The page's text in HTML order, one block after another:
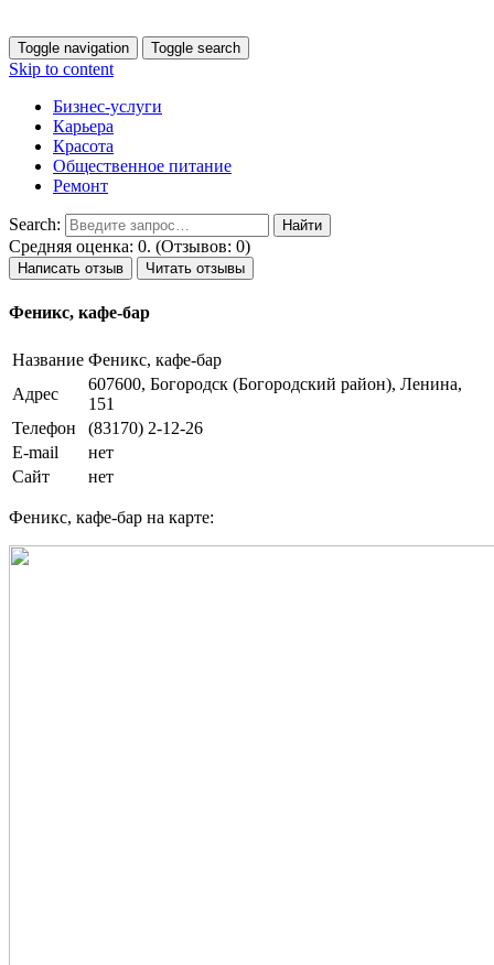
Toggle navigation Toggle search
Skip to content
Бизнес-услуги
Карьера
Красота
Общественное питание
Ремонт
Search:
Средняя оценка: 0. (Отзывов: 0)
Написать отзыв Читать отзывы
Феникс, кафе-бар
Название Феникс, кафе-бар
Адрес
607600, Богородск (Богородский район), Ленина,
151
Телефон
(83170) 2-12-26
E-mail
нет
Сайт
нет
Феникс, кафе-бар на карте: